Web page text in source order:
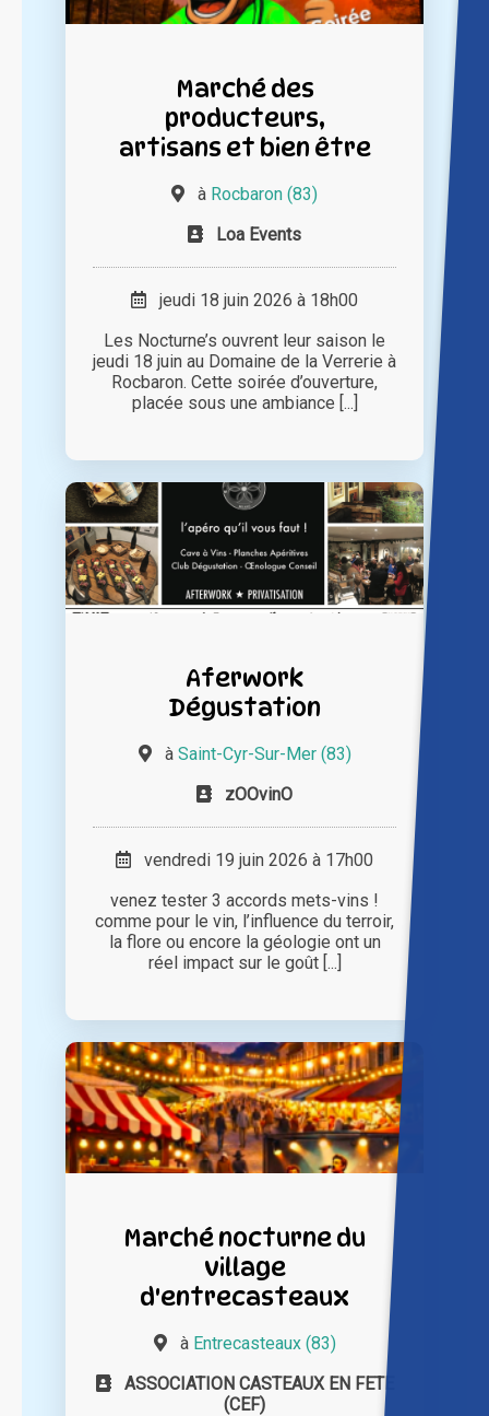
Marché des
producteurs,
artisans et bien être
à Rocbaron (83)
Loa Events
jeudi 18 juin 2026 à 18h00
Les Nocturne’s ouvrent leur saison le
jeudi 18 juin au Domaine de la Verrerie à
Rocbaron. Cette soirée d’ouverture,
placée sous une ambiance [...]
Aferwork
Dégustation
à Saint-Cyr-Sur-Mer (83)
zOOvinO
vendredi 19 juin 2026 à 17h00
venez tester 3 accords mets-vins !
comme pour le vin, l’influence du terroir,
la flore ou encore la géologie ont un
réel impact sur le goût [...]
Marché nocturne du
village
d'entrecasteaux
à Entrecasteaux (83)
ASSOCIATION CASTEAUX EN FETE
(CEF)